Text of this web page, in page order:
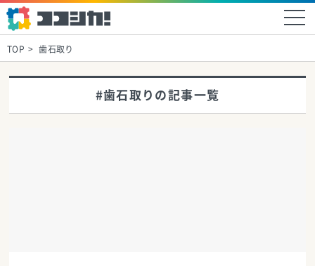
TOP 歯石取り
#歯石取りの記事一覧